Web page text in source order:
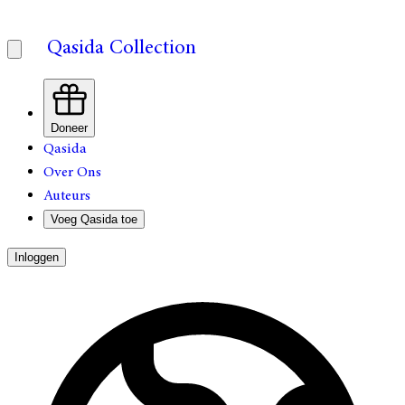
Qasida Collection
Doneer
Qasida
Over Ons
Auteurs
Voeg Qasida toe
Inloggen